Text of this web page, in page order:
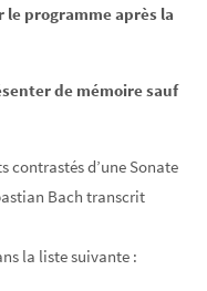
programme après la
de mémoire sauf
contrastés d’une Sonate
Bach transcrit
la liste suivante :